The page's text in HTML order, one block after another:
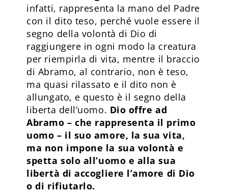
infatti, rappresenta la mano del Padre
con il dito teso, perché vuole essere il
segno della volontà di Dio di
raggiungere in ogni modo la creatura
per riempirla di vita, mentre il braccio
di Abramo, al contrario, non è teso,
ma quasi rilassato e il dito non è
allungato, e questo è il segno della
liberta dell’uomo. Dio offre ad
Abramo – che rappresenta il primo
uomo – il suo amore, la sua vita,
ma non impone la sua volontà e
spetta solo all’uomo e alla sua
libertà di accogliere l’amore di Dio
o di rifiutarlo.